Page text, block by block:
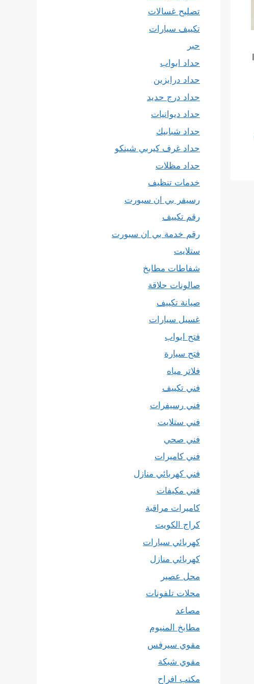
تصليح غسالات
تكييف سيارات
حبر
حداد ابواب
حداد درابزين
حداد درج حديد
حداد ديوانيات
حداد شبابيك
حداد غرف كيربي شينكو
حداد مظلات
خدمات تنظيف
رسيفر بي ان سبورت
رقم تكييف
رقم خدمة بي ان سبورت
ستلايت
شفاطات مطابخ
صالونات حلاقة
صيانة تكييف
غسيل سيارات
فتح ابواب
فتح سيارة
فلاتر مياه
فني تكييف
فني رسيفرات
فني ستلايت
فني صحي
فني كاميرات
فني كهربائي منازل
فني مكيفات
كاميرات مراقبة
كراج الكويت
كهربائي سيارات
كهربائي منازل
محل عصير
محلات تلفونات
مصاعد
مطابخ المنيوم
مقوي سيرفس
مقوي شبكة
مكتب افراح